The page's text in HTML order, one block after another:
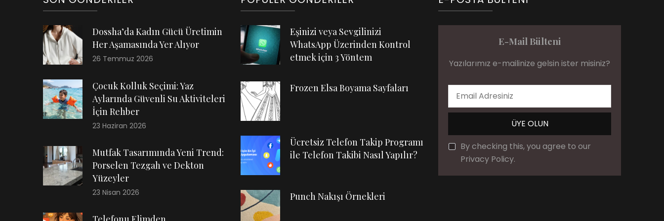
Dossha’da Kadın Gücü Üretimin
Her Aşamasında Yer Alıyor
26 Temmuz 2026
Çocuk Kolluk Seçimi: Yaz
Aylarında Güvenli Su Aktiviteleri
İçin Rehber
23 Haziran 2026
Mutfak Tasarımında Yeni Trend:
Porselen Tezgah ve Dekton
Yüzeyler
23 Nisan 2026
Eşinizi veya Sevgilinizi
WhatsApp Üzerinden Kontrol
etmek için 3 Yöntem
Frozen Elsa Boyama Sayfaları
Ücretsiz Telefon Takip Programı
ile Telefon Takibi Nasıl Yapılır?
Punch Nakışı Örnekleri
E-Mail Bülteni
Yazılarımız e-mailinize gelsin ister misiniz?
By checking this, you agree to our
Privacy Policy.